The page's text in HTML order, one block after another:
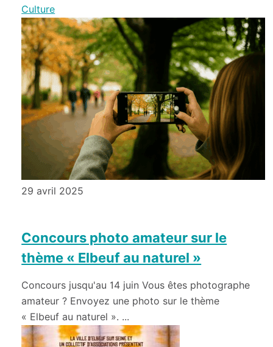
Culture
29 avril 2025
Concours photo amateur sur le
thème « Elbeuf au naturel »
Concours jusqu'au 14 juin Vous êtes photographe
amateur ? Envoyez une photo sur le thème
« Elbeuf au naturel ». ...